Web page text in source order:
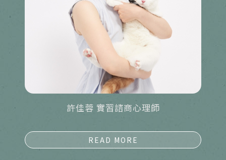
許佳蓉 實習諮商心理師
詳細資料